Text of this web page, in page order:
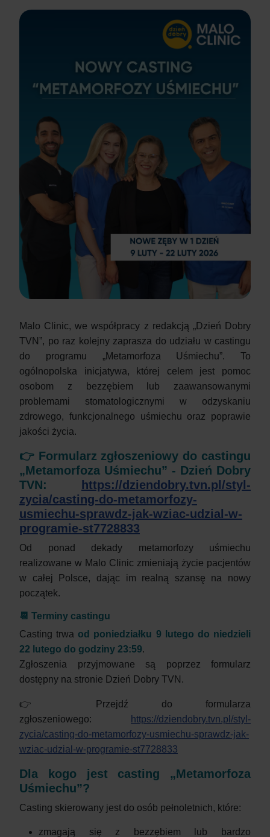
Szczegóły
Malo Clinic, we współpracy z redakcją „Dzień Dobry
TVN”, po raz kolejny zaprasza do udziału w castingu
do programu „Metamorfoza Uśmiechu”. To
ogólnopolska inicjatywa, której celem jest pomoc
osobom z bezzębiem lub zaawansowanymi
problemami stomatologicznymi w odzyskaniu
zdrowego, funkcjonalnego uśmiechu oraz poprawie
jakości życia.
👉 Formularz zgłoszeniowy do castingu
„Metamorfoza Uśmiechu” - Dzień Dobry
TVN:
https://dziendobry.tvn.pl/styl-
zycia/casting-do-metamorfozy-
usmiechu-sprawdz-jak-wziac-udzial-w-
programie-st7728833
Od ponad dekady metamorfozy uśmiechu
realizowane w Malo Clinic zmieniają życie pacjentów
w całej Polsce, dając im realną szansę na nowy
początek.
📆 Terminy castingu
Casting trwa od poniedziałku 9 lutego do niedzieli
22 lutego do godziny 23:59.
Zgłoszenia przyjmowane są poprzez formularz
dostępny na stronie Dzień Dobry TVN.
👉 Przejdź do formularza
zgłoszeniowego:
https://dziendobry.tvn.pl/styl-
zycia/casting-do-metamorfozy-usmiechu-sprawdz-jak-
wziac-udzial-w-programie-st7728833
Dla kogo jest casting „Metamorfoza
Uśmiechu”?
Casting skierowany jest do osób pełnoletnich, które:
zmagają się z bezzębiem lub bardzo